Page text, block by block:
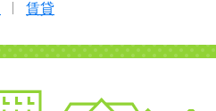
賃貸